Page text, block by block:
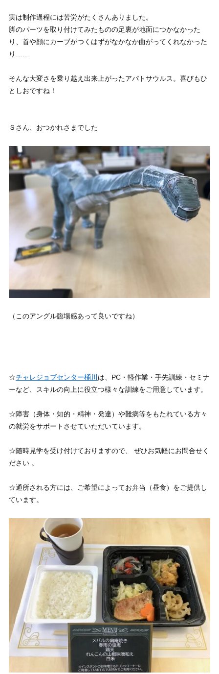
実は制作過程には苦労がたくさんありました。
脚のパーツを取り付けてみたものの足裏が地面につかなかった
り、首や顔にカーブがつくはずがなかなか曲がってくれなかった
り……
そんな大変さを乗り越え出来上がったアパトサウルス。喜びもひ
としおですね！
Ｓさん、おつかれさまでした
（このアングル臨場感あって良いですね）
☆チャレジョブセンター桶川は、PC・軽作業・手先訓練・セミナ
ーなど、スキルの向上に役立つ様々な訓練をご用意しています。
☆障害（身体・知的・精神・発達）や難病等をもたれている方々
の就労をサポートさせていただいています。
☆随時見学を受け付けておりますので、 ぜひお気軽にお問合せく
ださい 。
☆通所される方には、ご希望によってお弁当（昼食）をご提供し
ています。